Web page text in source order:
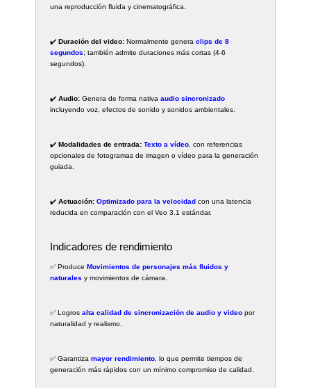
una reproducción fluida y cinematográfica.
✔️Duración del video: Normalmente generaclips de 8
segundos; también admite duraciones más cortas (4-6
segundos).
✔️Audio: Genera de forma nativaaudio sincronizado
incluyendo voz, efectos de sonido y sonidos ambientales.
✔️Modalidades de entrada: Texto a vídeo , con referencias
opcionales de fotogramas de imagen o vídeo para la generación
guiada.
✔️Actuación: Optimizado para la velocidad con una latencia
reducida en comparación con el Veo 3.1 estándar.
Indicadores de rendimiento
✅ ProduceMovimientos de personajes más fluidos y
naturales y movimientos de cámara.
✅ Logrosalta calidad de sincronización de audio y video por
naturalidad y realismo.
✅ Garantizamayor rendimiento , lo que permite tiempos de
generación más rápidos con un mínimo compromiso de calidad.